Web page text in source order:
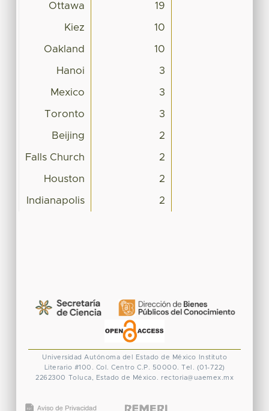
Ottawa 19
Kiez 10
Oakland 10
Hanoi 3
Mexico 3
Toronto 3
Beijing 2
Falls Church 2
Houston 2
Indianapolis 2
Universidad Autónoma del Estado de México
Instituto
Literario #100. Col. Centro C.P. 50000. Tel. (01-722)
2262300 Toluca, Estado de México. rectoria@uaemex.mx